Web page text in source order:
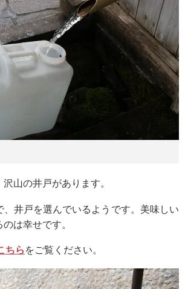
山の井戸があります。
、井戸を選んでいるようです。美味しい
は幸せです。
ちら をご覧ください。